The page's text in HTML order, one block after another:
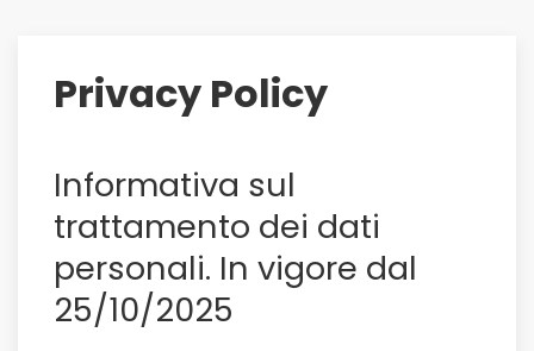
Privacy Policy
Informativa sul
trattamento dei dati
personali. In vigore dal
25/10/2025